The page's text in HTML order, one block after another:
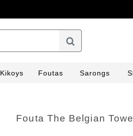
Kikoys Foutas Sarongs
Fouta The Belgian